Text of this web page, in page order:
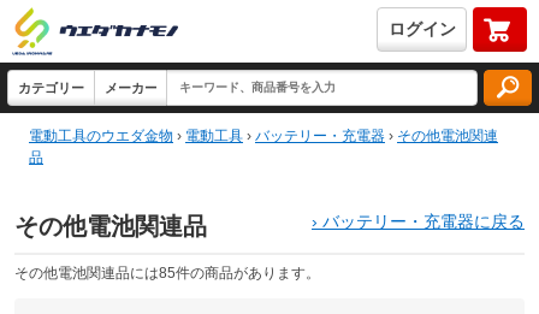
ログイン
電動工具のウエダ金物 › 電動工具 › バッテリー・充電器 › その他電池関連
品
その他電池関連品 › バッテリー・充電器に戻る
その他電池関連品には85件の商品があります。